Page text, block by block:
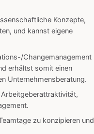
Konzepte,
und kannst eigene
Changemanagement
erhältst somit einen
Unternehmensberatung.
zu konzipieren und